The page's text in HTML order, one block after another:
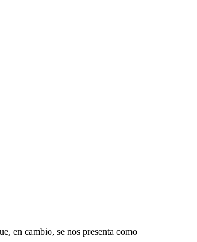
en cambio, se nos presenta como